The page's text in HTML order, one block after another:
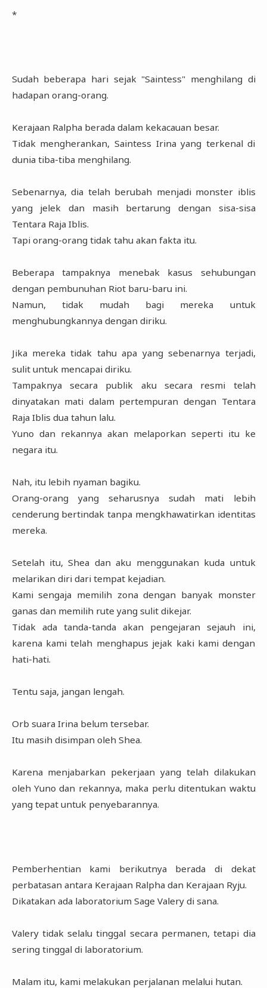
*
Sudah beberapa hari sejak "Saintess" menghilang di
hadapan orang-orang.
Kerajaan Ralpha berada dalam kekacauan besar.
Tidak mengherankan, Saintess Irina yang terkenal di
dunia tiba-tiba menghilang.
Sebenarnya, dia telah berubah menjadi monster iblis
yang jelek dan masih bertarung dengan sisa-sisa
Tentara Raja Iblis.
Tapi orang-orang tidak tahu akan fakta itu.
Beberapa tampaknya menebak kasus sehubungan
dengan pembunuhan Riot baru-baru ini.
Namun, tidak mudah bagi mereka untuk
menghubungkannya dengan diriku.
Jika mereka tidak tahu apa yang sebenarnya terjadi,
sulit untuk mencapai diriku.
Tampaknya secara publik aku secara resmi telah
dinyatakan mati dalam pertempuran dengan Tentara
Raja Iblis dua tahun lalu.
Yuno dan rekannya akan melaporkan seperti itu ke
negara itu.
Nah, itu lebih nyaman bagiku.
Orang-orang yang seharusnya sudah mati lebih
cenderung bertindak tanpa mengkhawatirkan identitas
mereka.
Setelah itu, Shea dan aku menggunakan kuda untuk
melarikan diri dari tempat kejadian.
Kami sengaja memilih zona dengan banyak monster
ganas dan memilih rute yang sulit dikejar.
Tidak ada tanda-tanda akan pengejaran sejauh ini,
karena kami telah menghapus jejak kaki kami dengan
hati-hati.
Tentu saja, jangan lengah.
Orb suara Irina belum tersebar.
Itu masih disimpan oleh Shea.
Karena menjabarkan pekerjaan yang telah dilakukan
oleh Yuno dan rekannya, maka perlu ditentukan waktu
yang tepat untuk penyebarannya.
Pemberhentian kami berikutnya berada di dekat
perbatasan antara Kerajaan Ralpha dan Kerajaan Ryju.
Dikatakan ada laboratorium Sage Valery di sana.
Valery tidak selalu tinggal secara permanen, tetapi dia
sering tinggal di laboratorium.
Malam itu, kami melakukan perjalanan melalui hutan.